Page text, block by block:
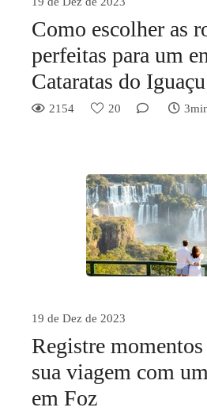
Como escolher as
perfeitas para um
Cataratas do Iguaçu
2154 20
19 de Dez de 2023
Registre momentos
sua viagem com
em Foz